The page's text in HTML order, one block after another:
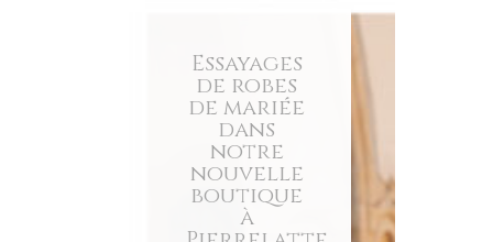
Essayages
de robes
de mariée
dans
notre
nouvelle
boutique
à